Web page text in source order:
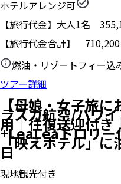
ホテルアレンジ可
【旅行代金】大人1名
【旅行代金合計】 710,200
燃油・リゾートフィー込
ツアー詳細
【母娘・女子旅
ラスカ航空/ハワ
用｜往復送迎付
+LeaLeaトロリー
「映えホテル」に
日
現地観光付き